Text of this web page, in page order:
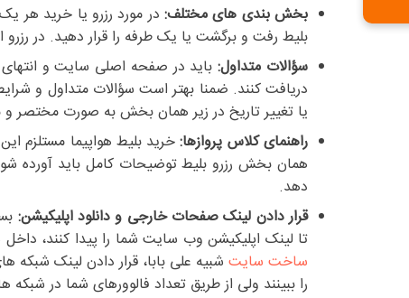
بخش بندی های مختلف: در مورد رزرو یا خرید هر
بلیط رفت و برگشت یا یک طرفه را قرار دهید. در
سؤالات متداول:باید در صفحه اصلی سایت و انتهای
دریافت کنند. ضمنا بهتر است سؤالات متداول و
یا تغییر تاریخ در زیر همان بخش به صورت مختصر و
راهنمای کلاس پروازها:خرید بلیط هواپیما مستلزم
همان بخش رزرو بلیط توضیحات کامل باید آورده
دهد.
قرار دادن لینک صفحات خارجی و دانلود اپلیکیشن:
تا لینک اپلیکیشن وب سایت شما را پیدا کنند،
ساخت سایت شبیه علی بابا، قرار دادن لینک شبکه
را ببینند ولی از طریق تعداد فالوورهای شما در